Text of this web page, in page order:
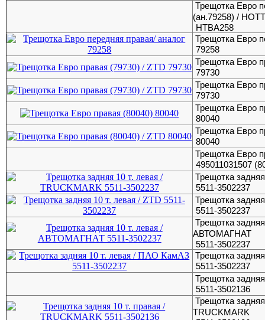
Трещотка Евро
(ан.79258) /
HTBA258
Трещотка Евро
79258
Трещотка Евро
79730
Трещотка Евро
79730
Трещотка Евро
80040
Трещотка Евро
80040
Трещотка Евро
495011031507
Трещотка
5511-3502237
Трещотка
5511-3502237
Трещотка
АВТОМАГНАТ
5511-3502237
Трещотка
5511-3502237
Трещотка
5511-3502136
Трещотка
TRUCKMARK